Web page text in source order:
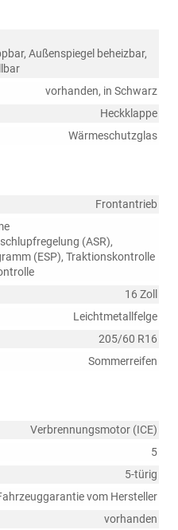
Außenspiegel beheizbar,
vorhanden, in Schwarz
Heckklappe
Wärmeschutzglas
Frontantrieb
(ASR),
(ESP), Traktionskontrolle
16 Zoll
Leichtmetallfelge
205/60 R16
Sommerreifen
Verbrennungsmotor (ICE)
5
5-türig
vom Hersteller
vorhanden